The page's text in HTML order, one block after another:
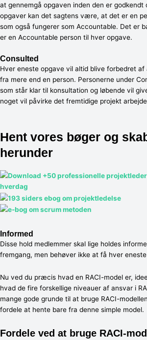
at gennemgå opgaven inden den er
opgaver kan det sagtens være, at det er en
som også fungerer som Accountable. Det er
er en Accountable person til hver opgave.
Consulted
Hver eneste opgave vil altid blive forbedret
fra mere end en person. Personerne under
som står klar til konsultation og løbende vil
noget vil påvirke det fremtidige projekt
Hent vores bøger og
herunder
Informed
Disse hold medlemmer skal lige holdes
fremgang, men behøver ikke at få hver
Nu ved du præcis hvad en RACI-model er,
hvad de fire forskellige niveauer af ansvar i
mange gode grunde til at bruge RACI-
fordele at hente bare fra denne simple model.
Fordele ved at bruge RACI-